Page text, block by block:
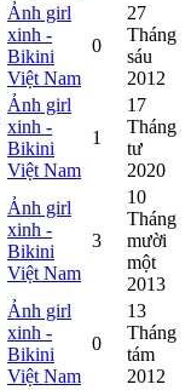
Ảnh girl
xinh -
Bikini
Việt Nam
0
27
Tháng
sáu
2012
Ảnh girl
xinh -
Bikini
Việt Nam
1
17
Tháng
tư
2020
Ảnh girl
xinh -
Bikini
Việt Nam
3
10
Tháng
mười
một
2013
Ảnh girl
xinh -
Bikini
Việt Nam
0
13
Tháng
tám
2012